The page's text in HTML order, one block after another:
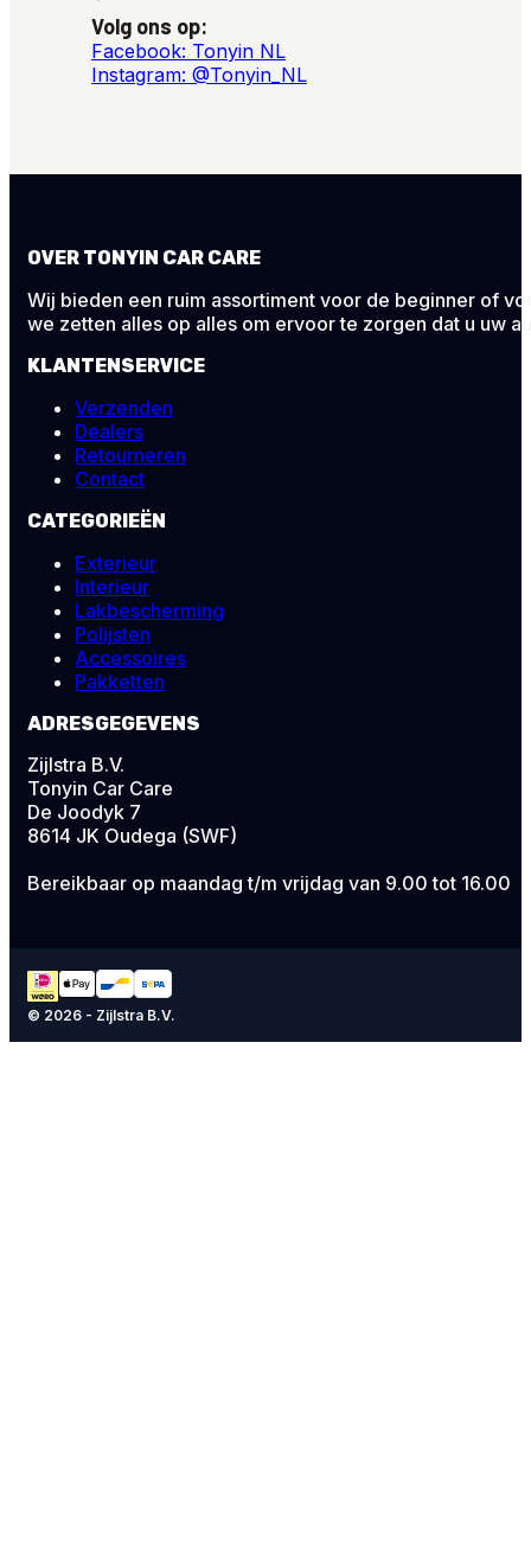
Volg ons op:
Facebook: Tonyin NL
Instagram: @Tonyin_NL
OVER TONYIN CAR CARE
Wij bieden een ruim assortiment voor de beginner of
we zetten alles op alles om ervoor te zorgen dat u uw
KLANTENSERVICE
Verzenden
Dealers
Retourneren
Contact
CATEGORIEËN
Exterieur
Interieur
Lakbescherming
Polijsten
Accessoires
Pakketten
ADRESGEGEVENS
Zijlstra B.V.
Tonyin Car Care
De Joodyk 7
8614 JK Oudega (SWF)
Bereikbaar op maandag t/m vrijdag van 9.00 tot 16.00
© 2026 - Zijlstra B.V.